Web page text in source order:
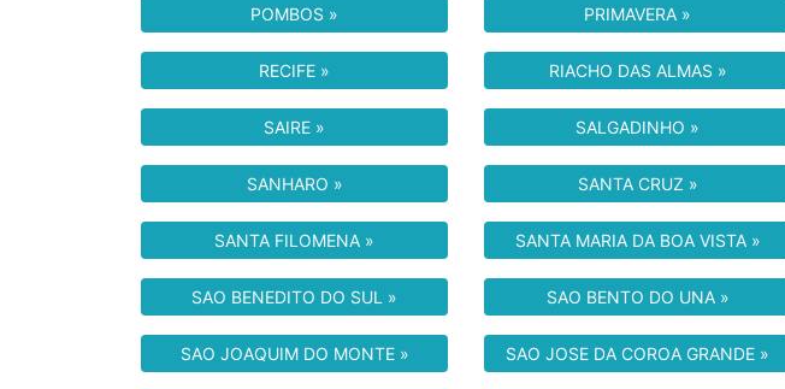
POMBOS » PRIMAVERA »
RECIFE » RIACHO DAS ALMAS »
SAIRE » SALGADINHO »
SANHARO » SANTA CRUZ »
SANTA FILOMENA » SANTA MARIA DA BOA VISTA »
SAO BENEDITO DO SUL » SAO BENTO DO UNA »
SAO JOAQUIM DO MONTE » SAO JOSE DA COROA GRANDE »